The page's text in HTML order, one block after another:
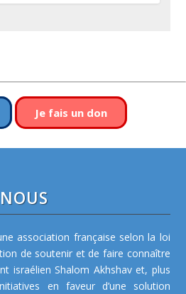
Je fais un don
association française selon la loi
de soutenir et de faire connaître
israélien Shalom Akhshav et, plus
en faveur d’une solution